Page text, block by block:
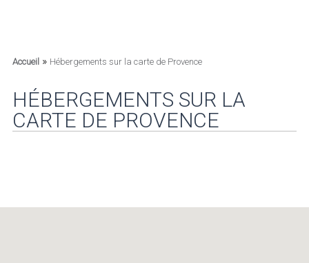
Accueil» Hébergements sur la carte de Provence
HÉBERGEMENTS SUR LA
CARTE DE PROVENCE